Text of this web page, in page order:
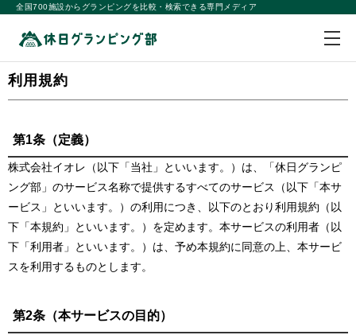
全国700施設からグランピングを比較・検索できる専門メディア
利用規約
第1条（定義）
株式会社イオレ（以下「当社」といいます。）は、「休日グランピ
ング部」のサービス名称で提供するすべてのサービス（以下「本サ
ービス」といいます。）の利用につき、以下のとおり利用規約（以
下「本規約」といいます。）を定めます。本サービスの利用者（以
下「利用者」といいます。）は、予め本規約に同意の上、本サービ
スを利用するものとします。
第2条（本サービスの目的）